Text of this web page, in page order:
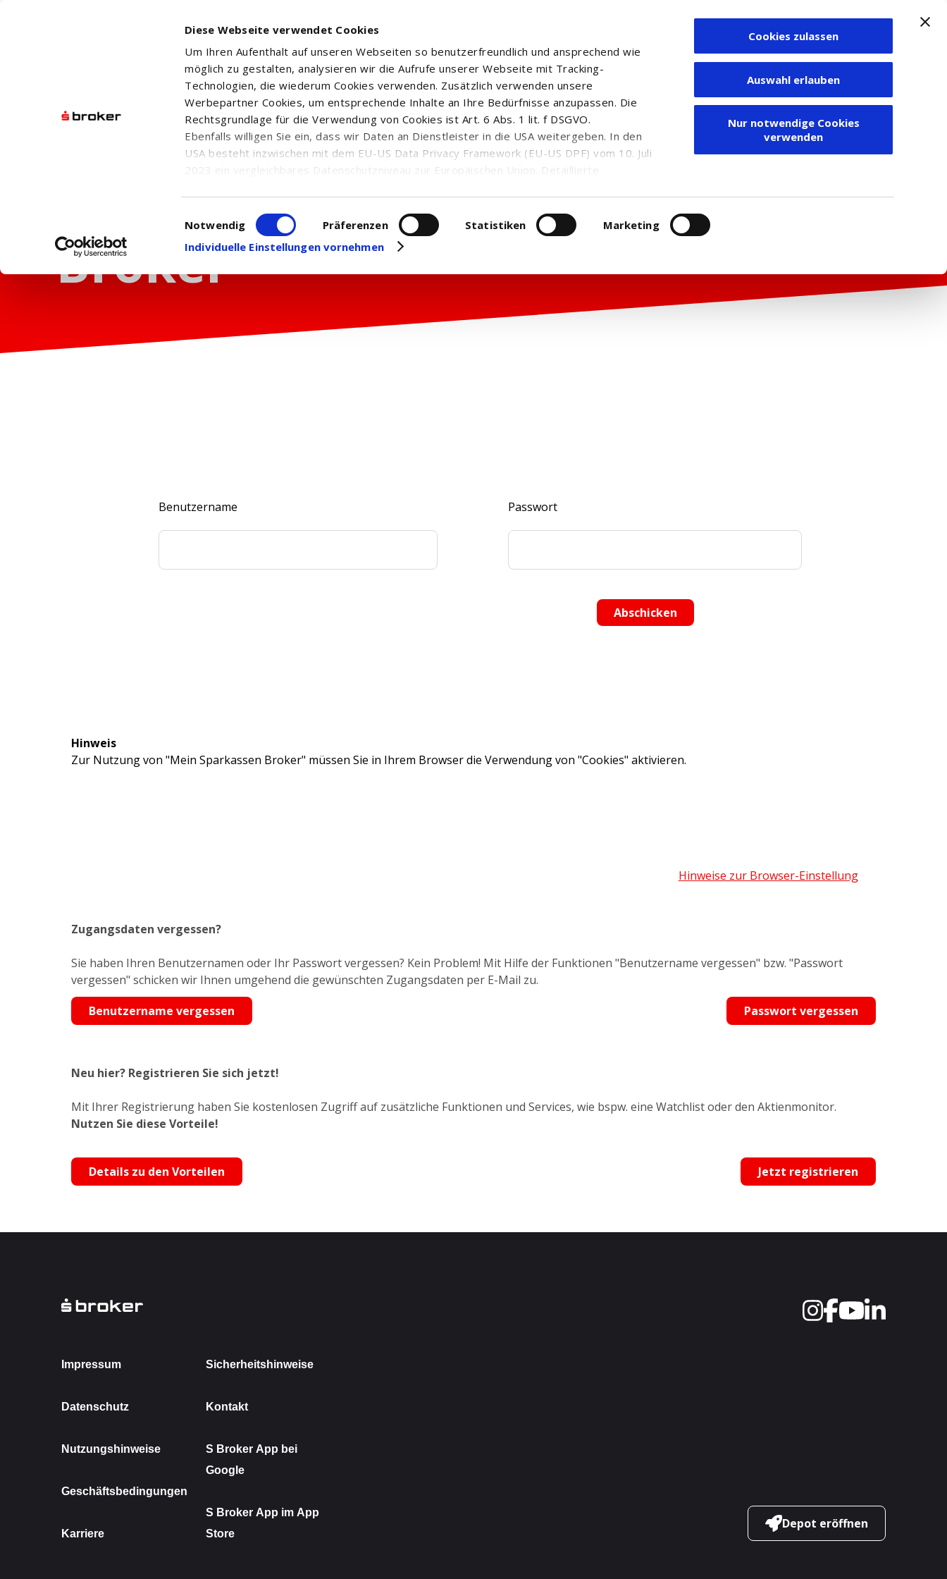
Diese Webseite verwendet Cookies
Um Ihren Aufenthalt auf unseren Webseiten so benutzerfreundlich und ansprechend wie
möglich zu gestalten, analysieren wir die Aufrufe unserer Webseite mit Tracking-
Technologien, die wiederum Cookies verwenden. Zusätzlich verwenden unsere
Werbepartner Cookies, um entsprechende Inhalte an Ihre Bedürfnisse anzupassen. Die
Rechtsgrundlage für die Verwendung von Cookies ist Art. 6 Abs. 1 lit. f DSGVO.
Ebenfalls willigen Sie ein, dass wir Daten an Dienstleister in die USA weitergeben. In den
USA besteht inzwischen mit dem EU-US Data Privacy Framework (EU-US DPF) vom 10. Juli
2023 ein vergleichbares Datenschutzniveau zur Europäischen Union. Detaillierte
in den USA, finden Sie auf unserer Seite zumDatenschutz. Dort können Sie Ihre
Einwilligung auch jederzeit widerrufen oder anpassen.
Einwilligungsauswahl
Notwendig Präferenzen Statistiken
Marketing
Individuelle Einstellungen vornehmen
Cookies zulassen
Auswahl erlauben
Nur notwendige Cookies
verwenden
Zum Depot
Benutzername Passwort
Hinweis
Zur Nutzung von "Mein Sparkassen Broker" müssen Sie in Ihrem Browser die Verwendung von "Cookies" aktivieren.
Hinweise zur Browser-Einstellung
Zugangsdaten vergessen?
Sie haben Ihren Benutzernamen oder Ihr Passwort vergessen? Kein Problem! Mit Hilfe der Funktionen "Benutzername vergessen" bzw. "Passwort
vergessen" schicken wir Ihnen umgehend die gewünschten Zugangsdaten per E-Mail zu.
Benutzername vergessen
Passwort vergessen
Neu hier? Registrieren Sie sich jetzt!
Mit Ihrer Registrierung haben Sie kostenlosen Zugriff auf zusätzliche Funktionen und Services, wie bspw. eine Watchlist oder den Aktienmonitor.
Nutzen Sie diese Vorteile!
Details zu den Vorteilen Jetzt registrieren